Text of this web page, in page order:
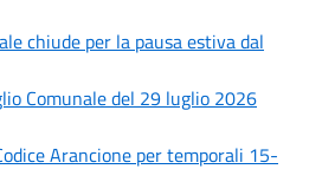
chiude per la pausa estiva dal
Comunale del 29 luglio 2026
Arancione per temporali 15-